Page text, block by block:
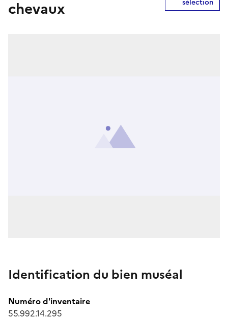
chevaux
Identification du bien muséal
Numéro d'inventaire
55.992.14.295